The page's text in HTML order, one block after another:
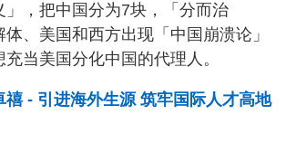
」，把中国分为7块，「分而治
、美国和西方出现「中国崩溃论」
当美国分化中国的代理人。
禧 - 引进海外生源 筑牢国际人才高地